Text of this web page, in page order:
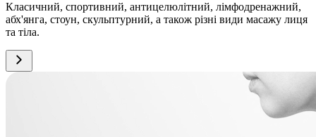
Класичний, спортивний, антицелюлітний, лімфодренажний,
абх'янга, стоун, скульптурний, а також різні види масажу лиця
та тіла.